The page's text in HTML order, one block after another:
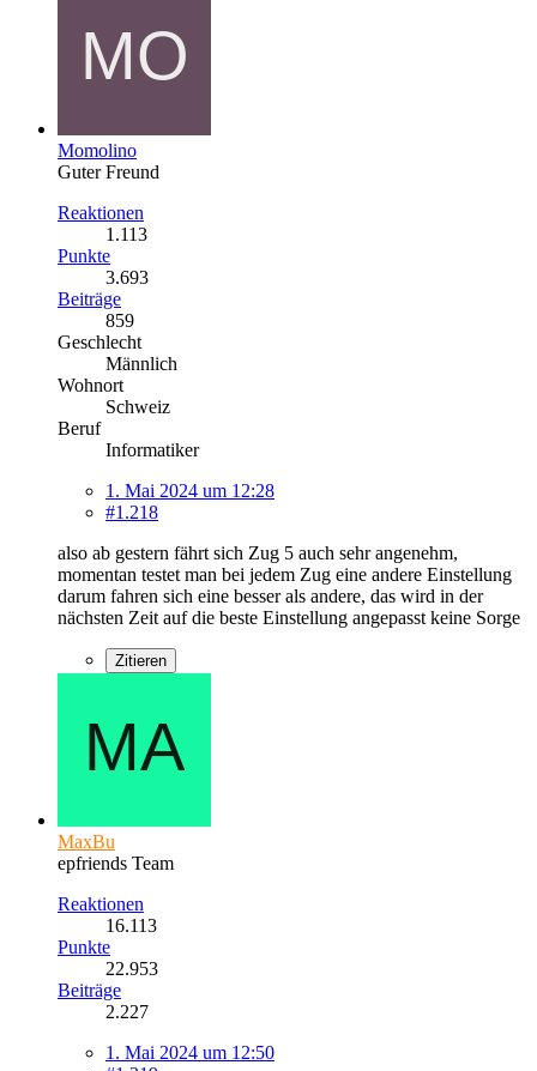
Momolino
Guter Freund
Reaktionen
1.113
Punkte
3.693
Beiträge
859
Geschlecht
Männlich
Wohnort
Schweiz
Beruf
Informatiker
1. Mai 2024 um 12:28
#1.218
also ab gestern fährt sich Zug 5 auch sehr angenehm,
momentan testet man bei jedem Zug eine andere Einstellung
darum fahren sich eine besser als andere, das wird in der
nächsten Zeit auf die beste Einstellung angepasst keine Sorge
Zitieren
MaxBu
epfriends Team
Reaktionen
16.113
Punkte
22.953
Beiträge
2.227
1. Mai 2024 um 12:50